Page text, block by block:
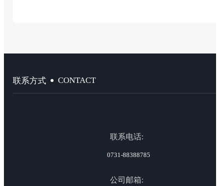
联系方式 CONTACT
联系电话:
0731-88388785
公司邮箱: